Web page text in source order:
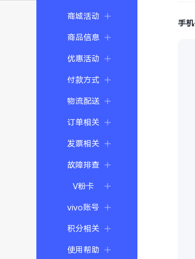
商城活动
商品信息
优惠活动
付款方式
物流配送
订单相关
发票相关
故障排查
V粉卡
vivo账号
积分相关
使用帮助
手